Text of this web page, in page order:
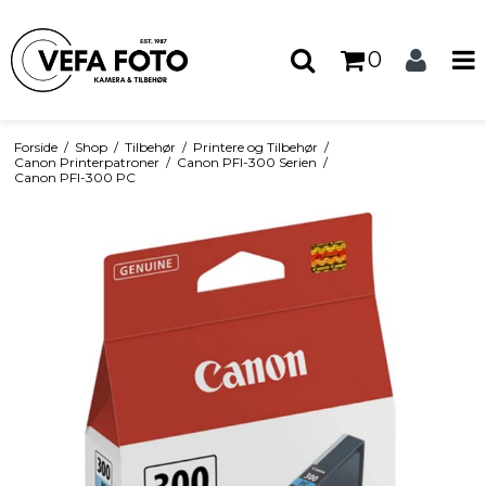
0
Forside / Shop / Tilbehør / Printere og Tilbehør /
Canon Printerpatroner / Canon PFI-300 Serien /
Canon PFI-300 PC